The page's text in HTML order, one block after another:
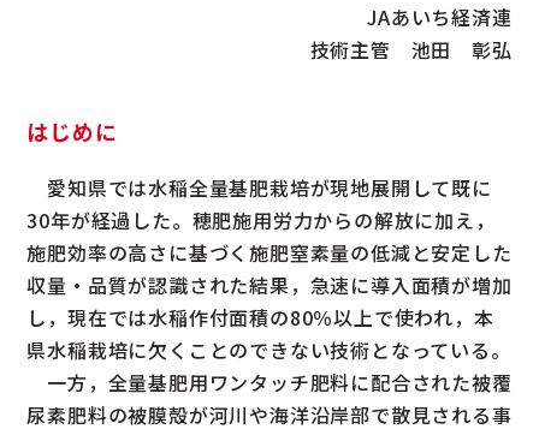
JAあいち経済連
技術主管 池田 彰弘
はじめに
愛知県では水稲全量基肥栽培が現地展開して既に
30年が経過した。穂肥施用労力からの解放に加え，
施肥効率の高さに基づく施肥窒素量の低減と安定した
収量・品質が認識された結果，急速に導入面積が増加
し，現在では水稲作付面積の80％以上で使われ，本
県水稲栽培に欠くことのできない技術となっている。
一方，全量基肥用ワンタッチ肥料に配合された被覆
尿素肥料の被膜殻が河川や海洋沿岸部で散見される事